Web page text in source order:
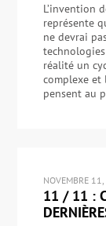
L’invention
représente
ne devrai
réalité un
complexe et
pensent au
NOVEMBRE
11 / 11 :